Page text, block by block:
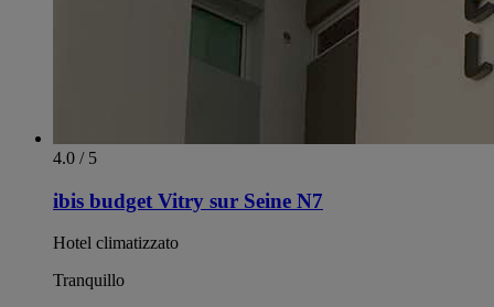
4.0 / 5
ibis budget Vitry sur Seine N7
Hotel climatizzato
Tranquillo